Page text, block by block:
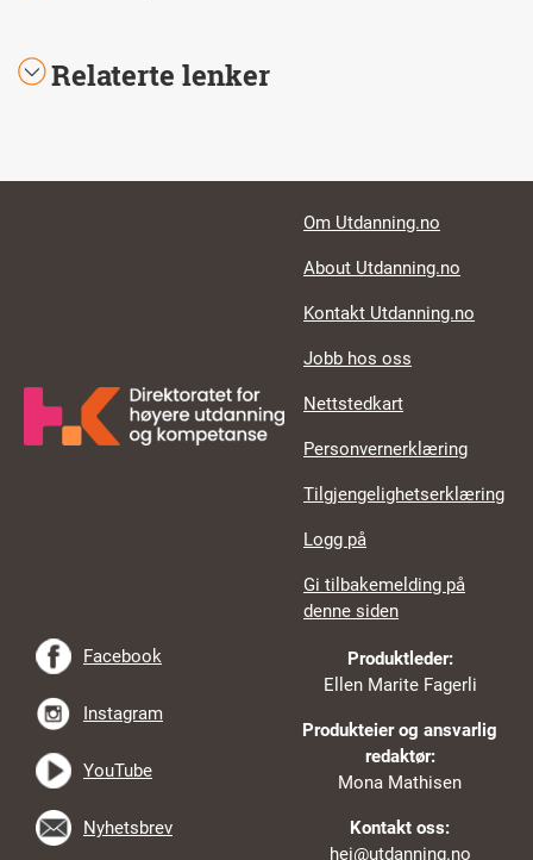
Relaterte lenker
Footer links
Om Utdanning.no
About Utdanning.no
Kontakt Utdanning.no
Jobb hos oss
Nettstedkart
Personvernerklæring
Tilgjengelighetserklæring
Logg på
Gi tilbakemelding på
denne siden
Produktleder:
Ellen Marite Fagerli
Produkteier og ansvarlig
redaktør:
Mona Mathisen
Kontakt oss:
hei@utdanning.no
Facebook
Instagram
YouTube
Nyhetsbrev